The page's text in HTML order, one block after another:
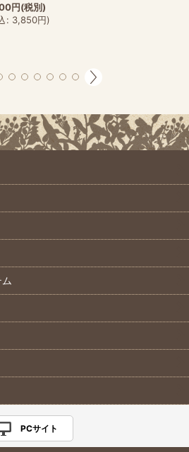
円(税別)
: 3,850円)
PCサイト